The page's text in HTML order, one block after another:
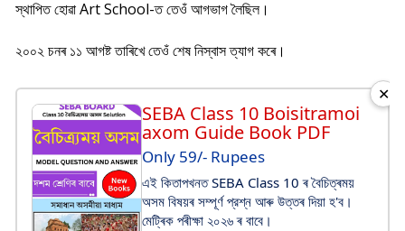
স্থাপিত হোৱা Art School-ত তেওঁ আগভাগ লৈছিল।
২০০২ চনৰ ১১ আগষ্ট তাৰিখে তেওঁ শেষ নিস্বাস ত্যাগ কৰে।
SEBA Class 10 Boisitramoi
axom Guide Book PDF
Only 59/- Rupees
এই কিতাপখনত SEBA Class 10 ৰ বৈচিত্ৰময়
অসম বিষয়ৰ সম্পূর্ণ প্রশ্ন আৰু উত্তৰ দিয়া হ'ব।
মেট্ৰিক পৰীক্ষা ২০২৬ ৰ বাবে।
✕